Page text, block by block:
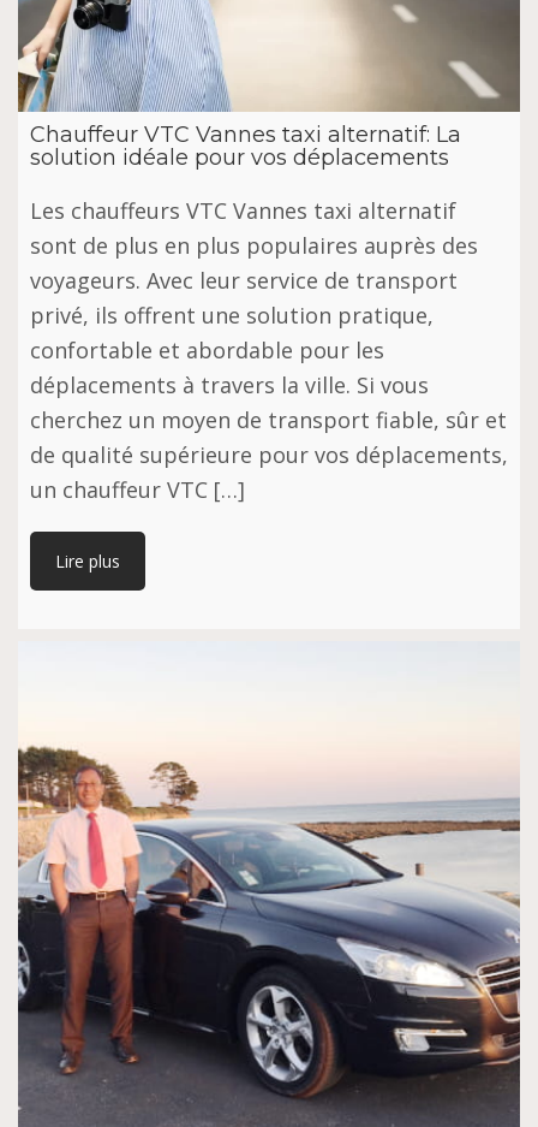
Chauffeur VTC Vannes taxi alternatif: La
solution idéale pour vos déplacements
Les chauffeurs VTC Vannes taxi alternatif
sont de plus en plus populaires auprès des
voyageurs. Avec leur service de transport
privé, ils offrent une solution pratique,
confortable et abordable pour les
déplacements à travers la ville. Si vous
cherchez un moyen de transport fiable, sûr et
de qualité supérieure pour vos déplacements,
un chauffeur VTC […]
Lire plus